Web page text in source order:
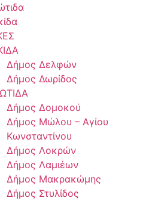
Δήμος Δελφών
Δήμος Δωρίδος
Δήμος Δομοκού
Δήμος Μώλου – Αγίου
Κωνσταντίνου
Δήμος Λοκρών
Δήμος Λαμιέων
Δήμος Μακρακώμης
Δήμος Στυλίδος